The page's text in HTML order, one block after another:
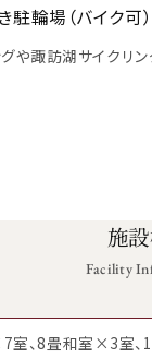
駐輪場（バイク可）
や諏訪湖サイクリン
施
Facility
室、8畳和室×3室、